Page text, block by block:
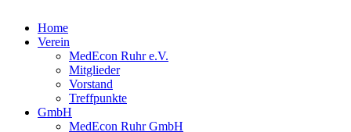
Home
Verein
MedEcon Ruhr e.V.
Mitglieder
Vorstand
Treffpunkte
GmbH
MedEcon Ruhr GmbH